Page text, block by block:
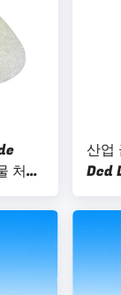
처리
산업
Dcd
수지